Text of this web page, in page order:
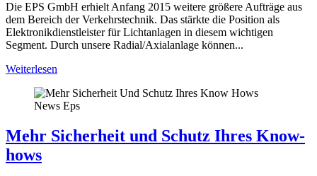
Die EPS GmbH erhielt Anfang 2015 weitere größere Aufträge aus
dem Bereich der Verkehrstechnik. Das stärkte die Position als
Elektronikdienstleister für Lichtanlagen in diesem wichtigen
Segment. Durch unsere Radial/Axialanlage können...
Weiterlesen
Mehr Sicherheit und Schutz Ihres Know-
hows